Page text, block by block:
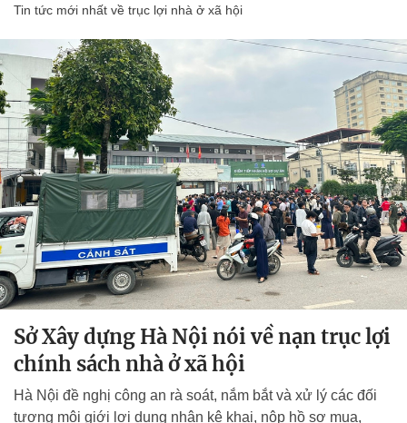
Tin tức mới nhất về trục lợi nhà ở xã hội
Sở Xây dựng Hà Nội nói về nạn trục lợi
chính sách nhà ở xã hội
Hà Nội đề nghị công an rà soát, nắm bắt và xử lý các đối
tượng môi giới lợi dụng nhận kê khai, nộp hồ sơ mua,